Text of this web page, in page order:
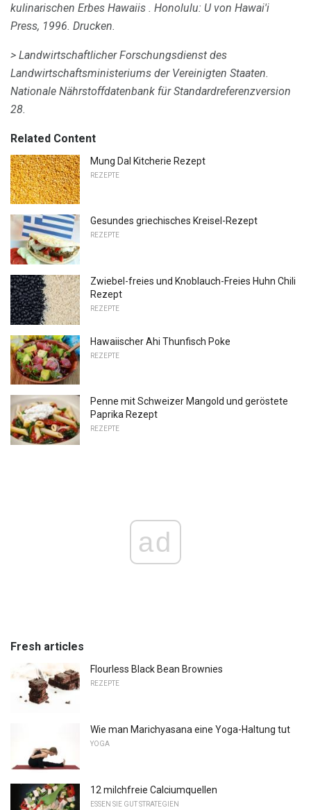
kulinarischen Erbes Hawaiis . Honolulu: U von Hawai'i
Press, 1996. Drucken.
> Landwirtschaftlicher Forschungsdienst des
Landwirtschaftsministeriums der Vereinigten Staaten.
Nationale Nährstoffdatenbank für Standardreferenzversion
28.
Related Content
Mung Dal Kitcherie Rezept
REZEPTE
Gesundes griechisches Kreisel-Rezept
REZEPTE
Zwiebel-freies und Knoblauch-Freies Huhn Chili
Rezept
REZEPTE
Hawaiischer Ahi Thunfisch Poke
REZEPTE
Penne mit Schweizer Mangold und geröstete
Paprika Rezept
REZEPTE
ad
Fresh articles
Flourless Black Bean Brownies
REZEPTE
Wie man Marichyasana eine Yoga-Haltung tut
YOGA
12 milchfreie Calciumquellen
ESSEN SIE GUT STRATEGIEN